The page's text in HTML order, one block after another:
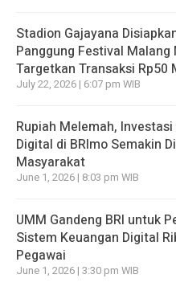
Stadion Gajayana
Panggung Festival Malang
Targetkan Transaksi Rp50
July 22, 2026 | 6:07 pm WIB
Rupiah Melemah, Investasi
Digital di BRImo Semakin
Masyarakat
June 1, 2026 | 8:03 pm WIB
UMM Gandeng BRI untuk
Sistem Keuangan Digital
Pegawai
June 1, 2026 | 3:30 pm WIB